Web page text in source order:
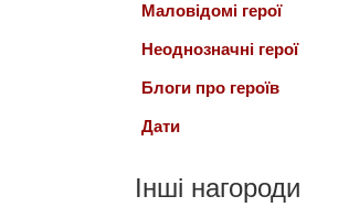
Маловідомі герої
Неоднозначні герої
Блоги про героїв
Дати
Інші нагороди